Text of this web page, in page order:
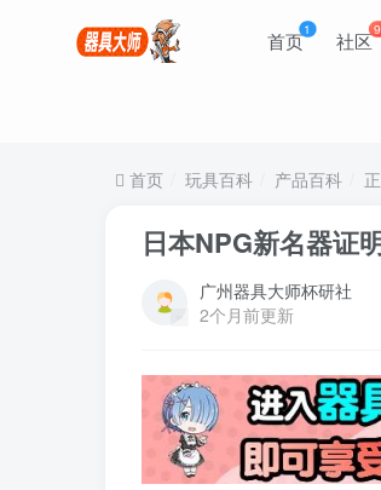
首页1 社区
首页 玩具百科 产品百科
日本NPG新名器证
广州器具大师杯研社
2个月前更新